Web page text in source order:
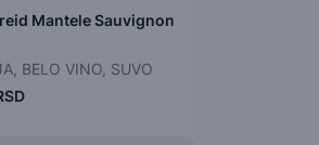
Mantele Sauvignon
BELO VINO, SUVO